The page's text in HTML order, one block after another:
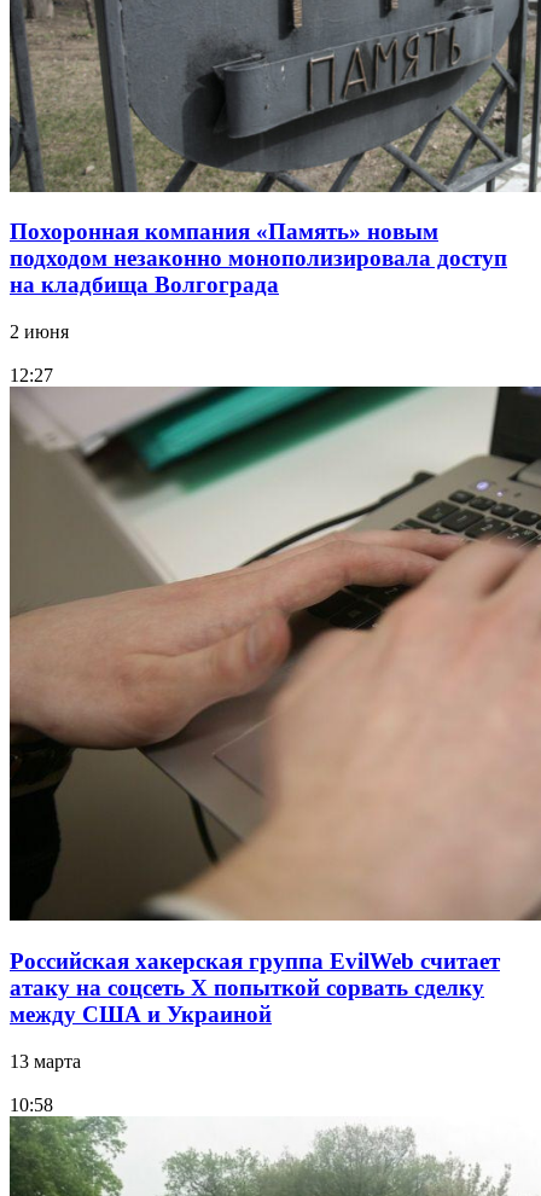
Похоронная компания «Память» новым
подходом незаконно монополизировала доступ
на кладбища Волгограда
2 июня
12:27
Российская хакерская группа EvilWeb считает
атаку на соцсеть Х попыткой сорвать сделку
между США и Украиной
13 марта
10:58